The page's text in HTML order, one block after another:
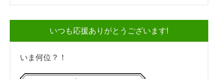
いつも応援ありがとうございます!
いま何位？！